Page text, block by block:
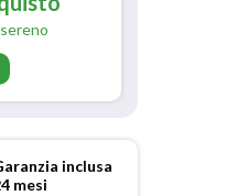
inclusa
mesi